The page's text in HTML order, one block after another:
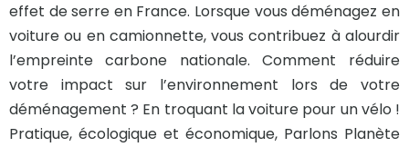
effet de serre en France. Lorsque vous déménagez en
voiture ou en camionnette, vous contribuez à alourdir
l’empreinte carbone nationale. Comment réduire
votre impact sur l’environnement lors de votre
déménagement ? En troquant la voiture pour un vélo !
Pratique, écologique et économique, Parlons Planète